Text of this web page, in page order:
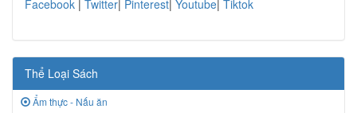
Facebook | Twitter| Pinterest| Youtube| Tiktok
Thể Loại Sách
Ẩm thực - Nấu ăn